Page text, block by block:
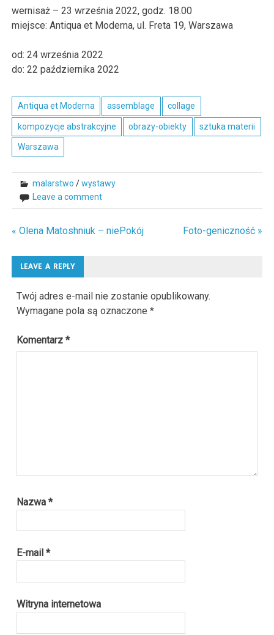
wernisaż –23 września 2022, godz. 18.00
miejsce:Antiqua et Moderna, ul. Freta 19, Warszawa
od:24 września 2022
do:22 października 2022
Antiqua et Moderna assemblage collage
kompozycje abstrakcyjne obrazy-obiekty sztuka materii
Warszawa
malarstwo /wystawy
Leave a comment
Nawigacja
wpisu
« Olena Matoshniuk – niePokój Foto-geniczność »
LEAVE A REPLY
Twój adres e-mail nie zostanie opublikowany.
Wymagane pola są oznaczone*
Komentarz*
Nazwa*
E-mail*
Witryna internetowa